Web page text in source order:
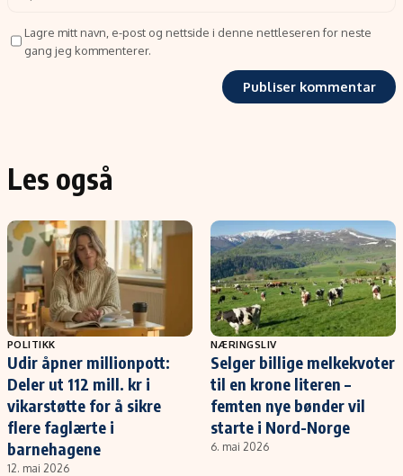
Lagre mitt navn, e-post og nettside i denne nettleseren for neste
gang jeg kommenterer.
Les også
POLITIKK
Udir åpner millionpott:
Deler ut 112 mill. kr i
vikarstøtte for å sikre
flere faglærte i
barnehagene
12. mai 2026
NÆRINGSLIV
Selger billige melkekvoter
til en krone literen –
femten nye bønder vil
starte i Nord-Norge
6. mai 2026